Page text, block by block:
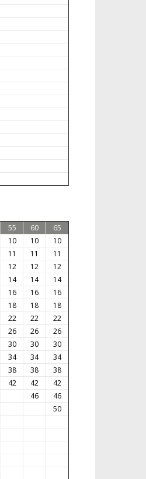
55 60
65
10 10
10
11 11
11
12 12
12
14 14
14
16 16
16
18 18
18
22 22
22
26 26
26
30 30
30
34 34
34
38 38
38
42 42
42
46
46
50